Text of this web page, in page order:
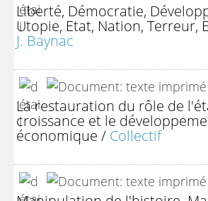
Liberté, Démocratie,
Utopie, Etat, Nation, Terreur,
J. Baynac
La restauration du rôle de
croissance et le
économique / Collectif